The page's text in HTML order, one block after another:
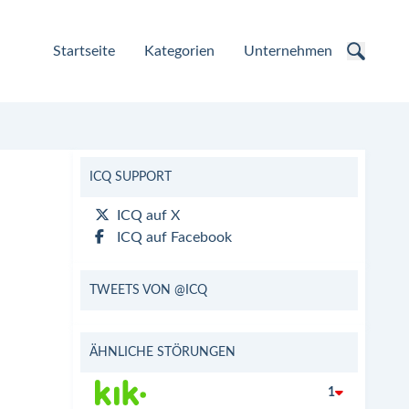
Startseite Kategorien Unternehmen
ICQ SUPPORT
ICQ auf X
ICQ auf Facebook
TWEETS VON @ICQ
ÄHNLICHE STÖRUNGEN
1